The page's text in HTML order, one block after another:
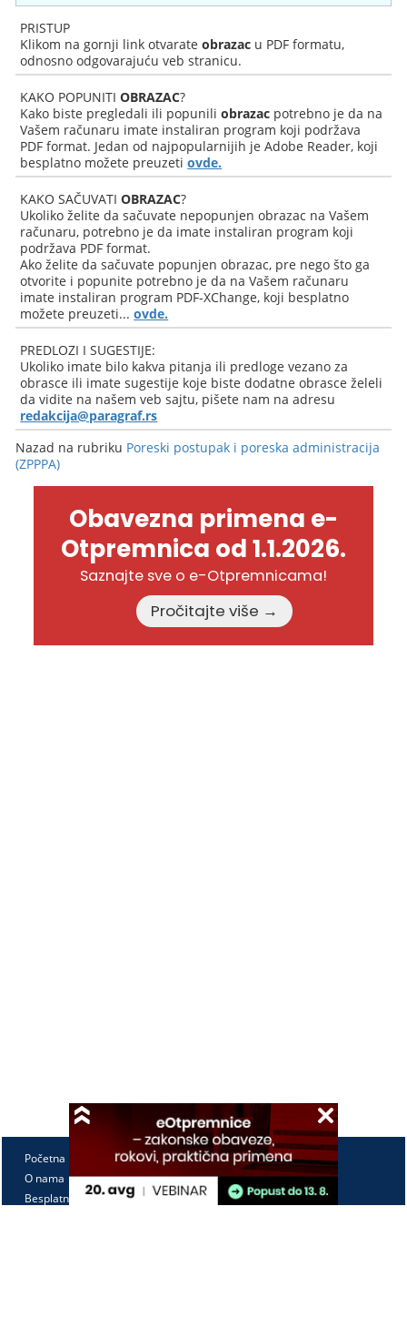
PRISTUP
Klikom na gornji link otvarateobrazac u PDF formatu,
odnosno odgovarajuću veb stranicu.
KAKO POPUNITIOBRAZAC?
Kako biste pregledali ili popuniliobrazac potrebno je da na
Vašem računaru imate instaliran program koji podržava
PDF format. Jedan od najpopularnijih je Adobe Reader, koji
besplatno možete preuzetiovde.
KAKO SAČUVATIOBRAZAC?
Ukoliko želite da sačuvate nepopunjen obrazac na Vašem
računaru, potrebno je da imate instaliran program koji
podržava PDF format.
Ako želite da sačuvate popunjen obrazac, pre nego što ga
otvorite i popunite potrebno je da na Vašem računaru
imate instaliran program PDF-XChange, koji besplatno
možete preuzeti...ovde.
PREDLOZI I SUGESTIJE:
Ukoliko imate bilo kakva pitanja ili predloge vezano za
obrasce ili imate sugestije koje biste dodatne obrasce želeli
da vidite na našem veb sajtu, pišete nam na adresu
redakcija@paragraf.rs
Nazad na rubriku Poreski postupak i poreska administracija
(ZPPPA)
Obavezna primena e-
Otpremnica od 1.1.2026.
Saznajte sve o e-Otpremnicama!
Pročitajte više →
Početna
O nama
Besplatno